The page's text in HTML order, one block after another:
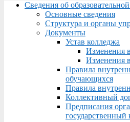
Menu
Сведения об
Основные сведения
Структура и органы
Документы
Устав колледжа
Изменения
Изменения
Правила
обучающихся
Правила
Коллективный
Предписания
государственный